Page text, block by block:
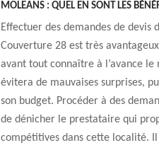
MOLEANS : QUEL EN SONT LES
Effectuer des demandes de devis
Couverture 28 est très
avant tout connaître à l’avance le
évitera de mauvaises surprises,
son budget. Procéder à des
de dénicher le prestataire qui
compétitives dans cette localité.